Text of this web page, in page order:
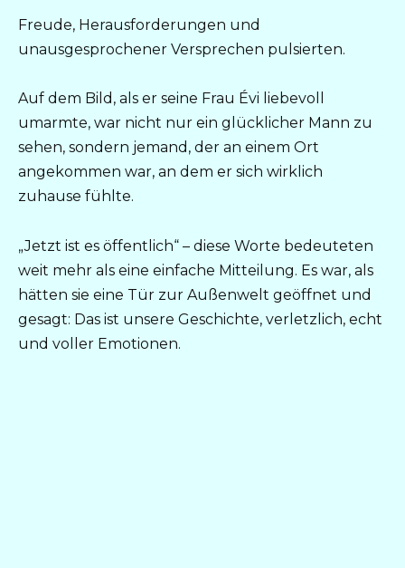
Freude, Herausforderungen und
unausgesprochener Versprechen pulsierten.
Auf dem Bild, als er seine Frau Évi liebevoll
umarmte, war nicht nur ein glücklicher Mann zu
sehen, sondern jemand, der an einem Ort
angekommen war, an dem er sich wirklich
zuhause fühlte.
„Jetzt ist es öffentlich“ – diese Worte bedeuteten
weit mehr als eine einfache Mitteilung. Es war, als
hätten sie eine Tür zur Außenwelt geöffnet und
gesagt: Das ist unsere Geschichte, verletzlich, echt
und voller Emotionen.